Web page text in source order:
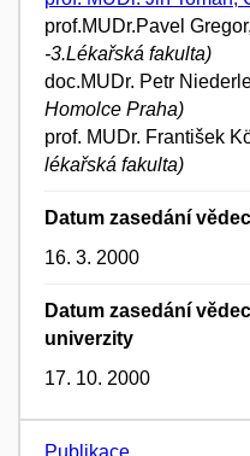
prof.MUDr.Pavel
-3.Lékařská fakulta)
doc.MUDr. Petr
Homolce Praha)
prof. MUDr. František
lékařská fakulta)
Datum zasedání
16. 3. 2000
Datum zasedání
univerzity
17. 10. 2000